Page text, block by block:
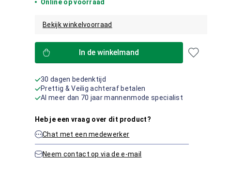
Online op voorraad
Bekijk winkelvoorraad
In de winkelmand
30 dagen bedenktijd
Prettig & Veilig achteraf betalen
Al meer dan 70 jaar mannenmode specialist
Heb je een vraag over dit product?
Chat met een medewerker
Neem contact op via de e-mail